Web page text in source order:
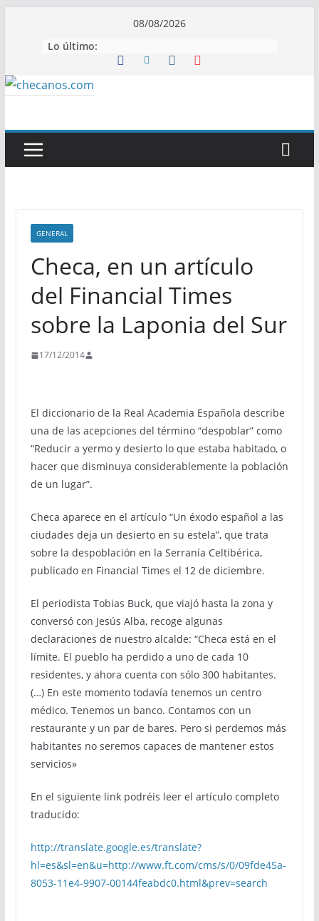
08/08/2026
Lo último:
GENERAL
Checa, en un artículo
del Financial Times
sobre la Laponia del Sur
17/12/2014
El diccionario de la Real Academia Española describe
una de las acepciones del término “despoblar” como
“Reducir a yermo y desierto lo que estaba habitado, o
hacer que disminuya considerablemente la población
de un lugar”.
Checa aparece en el artículo “Un éxodo español a las
ciudades deja un desierto en su estela”, que trata
sobre la despoblación en la Serranía Celtibérica,
publicado en Financial Times el 12 de diciembre.
El periodista Tobias Buck, que viajó hasta la zona y
conversó con Jesús Alba, recoge algunas
declaraciones de nuestro alcalde: “Checa está en el
límite. El pueblo ha perdido a uno de cada 10
residentes, y ahora cuenta con sólo 300 habitantes.
(…) En este momento todavía tenemos un centro
médico. Tenemos un banco. Contamos con un
restaurante y un par de bares. Pero si perdemos más
habitantes no seremos capaces de mantener estos
servicios»
En el siguiente link podréis leer el artículo completo
traducido:
http://translate.google.es/translate?
hl=es&sl=en&u=http://www.ft.com/cms/s/0/09fde45a-
8053-11e4-9907-00144feabdc0.html&prev=search